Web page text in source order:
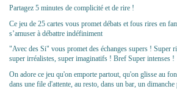
Partagez 5 minutes de complicité et de rire !
Ce jeu de 25 cartes vous promet débats et fous rires en
s’amuser à débattre indéfiniment
"Avec des Si" vous promet des échanges supers ! Super
super irréalistes, super imaginatifs ! Bref Super intenses !
On adore ce jeu qu'on emporte partout, qu'on glisse au
dans une file d'attente, au resto, dans un bar, un